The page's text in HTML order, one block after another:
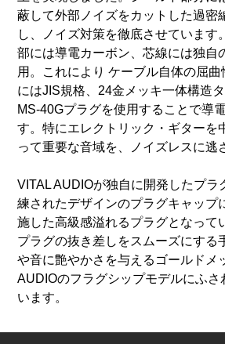
蔽して外部ノイズをカットした過密
し、ノイズ対策を徹底させています
部には導電カーボン、芯線には独自
用。これにより ケーブル自体の屈
にはJIS規格、24金メッキ一体構造
MS-40Gプラグを使用することで導
す。特にエレクトリック・ギターを
って重要な音域を、ノイズレスに逃
VITAL AUDIOが独自に開発したプラ
練されたデザインのプラグキャップ
施した高級感溢れるプラグとなって
プラグの抜き差しをスムーズにする
や音に艶やかさを与えるゴールドメ
AUDIOのフラグシップモデルにふさ
います。